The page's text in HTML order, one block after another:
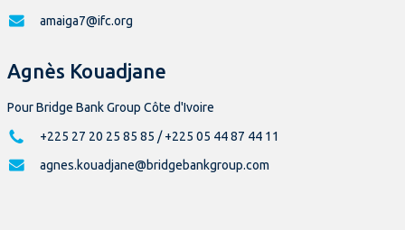
amaiga7@ifc.org
Agnès Kouadjane
Pour Bridge Bank Group Côte d'Ivoire
+225 27 20 25 85 85 / +225 05 44 87 44 11
agnes.kouadjane@bridgebankgroup.com